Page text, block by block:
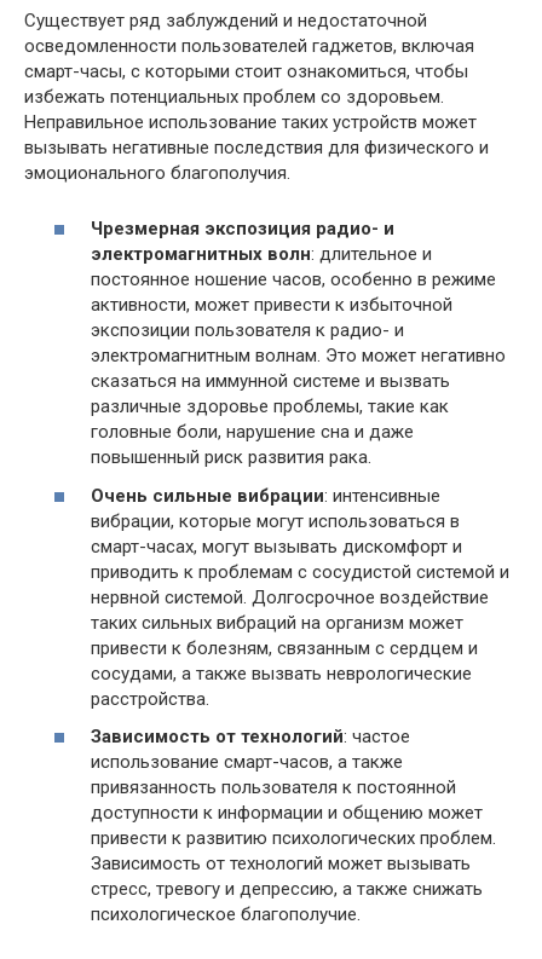
Существует ряд заблуждений и недостаточной
осведомленности пользователей гаджетов, включая
смарт-часы, с которыми стоит ознакомиться, чтобы
избежать потенциальных проблем со здоровьем.
Неправильное использование таких устройств может
вызывать негативные последствия для физического и
эмоционального благополучия.
Чрезмерная экспозиция радио- и
электромагнитных волн: длительное и
постоянное ношение часов, особенно в режиме
активности, может привести к избыточной
экспозиции пользователя к радио- и
электромагнитным волнам. Это может негативно
сказаться на иммунной системе и вызвать
различные здоровье проблемы, такие как
головные боли, нарушение сна и даже
повышенный риск развития рака.
Очень сильные вибрации: интенсивные
вибрации, которые могут использоваться в
смарт-часах, могут вызывать дискомфорт и
приводить к проблемам с сосудистой системой и
нервной системой. Долгосрочное воздействие
таких сильных вибраций на организм может
привести к болезням, связанным с сердцем и
сосудами, а также вызвать неврологические
расстройства.
Зависимость от технологий: частое
использование смарт-часов, а также
привязанность пользователя к постоянной
доступности к информации и общению может
привести к развитию психологических проблем.
Зависимость от технологий может вызывать
стресс, тревогу и депрессию, а также снижать
психологическое благополучие.